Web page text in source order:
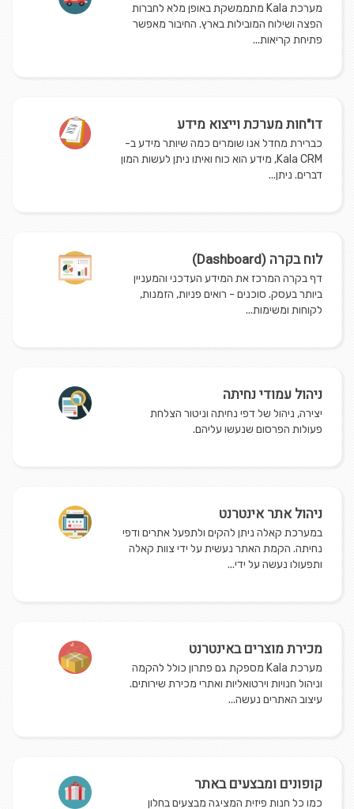
מערכת Kala מתממשקת באופן מלא לחברות
הפצה ושילוח המובילות בארץ. החיבור מאפשר
פתיחת קריאות...
דו"חות מערכת וייצוא מידע
כברירת מחדל אנו שומרים כמה שיותר מידע ב-
Kala CRM, מידע הוא כוח ואיתו ניתן לעשות המון
דברים. ניתן...
לוח בקרה (Dashboard)
דף בקרה המרכז את המידע העדכני והמעניין
ביותר בעסק. סוכנים - רואים פניות, הזמנות,
לקוחות ומשימות...
ניהול עמודי נחיתה
יצירה, ניהול של דפי נחיתה וניטור הצלחת
פעולות הפרסום שנעשו עליהם.
ניהול אתר אינטרנט
במערכת קאלה ניתן להקים ולתפעל אתרים ודפי
נחיתה. הקמת האתר נעשית על ידי צוות קאלה
ותפעולו נעשה על ידי...
מכירת מוצרים באינטרנט
מערכת Kala מספקת גם פתרון כולל להקמה
וניהול חנויות וירטואליות ואתרי מכירת שירותים.
עיצוב האתרים נעשה...
קופונים ומבצעים באתר
כמו כל חנות פיזית המציגה מבצעים בחלון